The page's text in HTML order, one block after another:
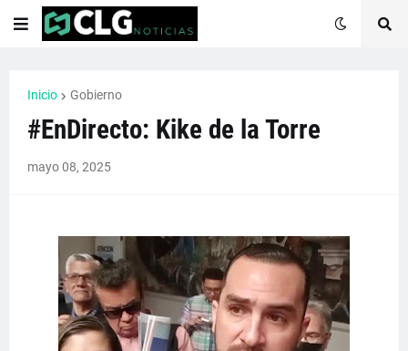
Inicio Gobierno
#EnDirecto: Kike de la Torre
mayo 08, 2025